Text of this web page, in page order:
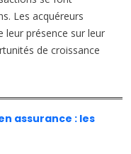
Les acquéreurs
leur présence sur leur
de croissance
assurance : les